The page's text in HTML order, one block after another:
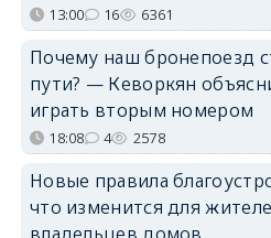
13:00 16 6361
Почему наш бронепоезд
пути? — Кеворкян
играть вторым номером
18:08 4 2578
Новые правила
что изменится для